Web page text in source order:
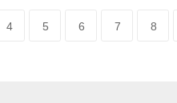
4 5 6 7 8